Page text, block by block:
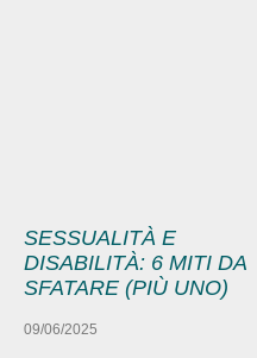
SESSUALITÀ E
DISABILITÀ: 6 MITI DA
SFATARE (PIÙ UNO)
09/06/2025